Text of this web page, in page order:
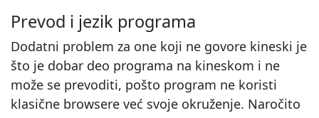
Prevod i jezik programa
Dodatni problem za one koji ne govore kineski je
što je dobar deo programa na kineskom i ne
može se prevoditi, pošto program ne koristi
klasične browsere već svoje okruženje. Naročito